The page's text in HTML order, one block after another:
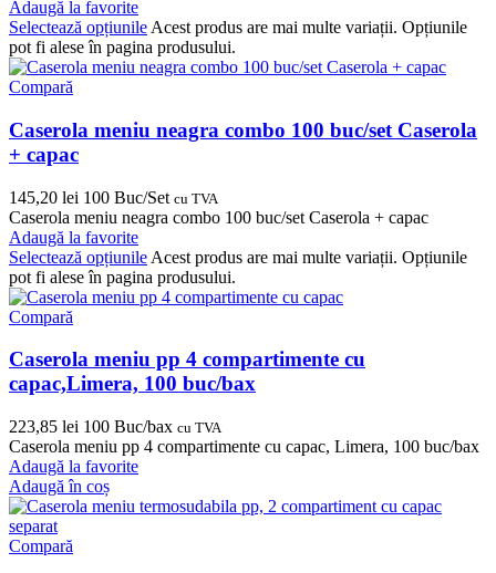
Adaugă la favorite
Selectează opțiunile Acest produs are mai multe variații. Opțiunile
pot fi alese în pagina produsului.
Compară
Caserola meniu neagra combo 100 buc/set Caserola
+ capac
145,20 lei 100 Buc/Set cu TVA
Caserola meniu neagra combo 100 buc/set Caserola + capac
Adaugă la favorite
Selectează opțiunile Acest produs are mai multe variații. Opțiunile
pot fi alese în pagina produsului.
Compară
Caserola meniu pp 4 compartimente cu
capac,Limera, 100 buc/bax
223,85 lei 100 Buc/bax cu TVA
Caserola meniu pp 4 compartimente cu capac, Limera, 100 buc/bax
Adaugă la favorite
Adaugă în coș
Compară